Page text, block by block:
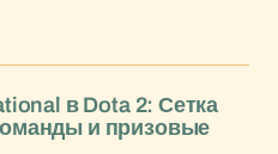
в Dota 2: Сетка
и призовые